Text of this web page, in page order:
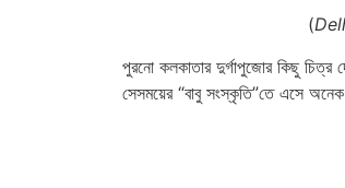
(
পুরনো কলকাতার দুর্গাপুজোর কিছু চিত্র
সেসময়ের “বাবু সংস্কৃতি”তে এসে